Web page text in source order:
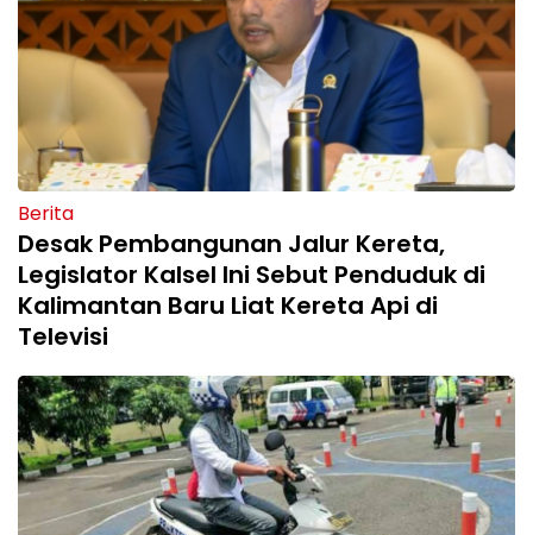
Berita
Desak Pembangunan Jalur Kereta,
Legislator Kalsel Ini Sebut Penduduk di
Kalimantan Baru Liat Kereta Api di
Televisi